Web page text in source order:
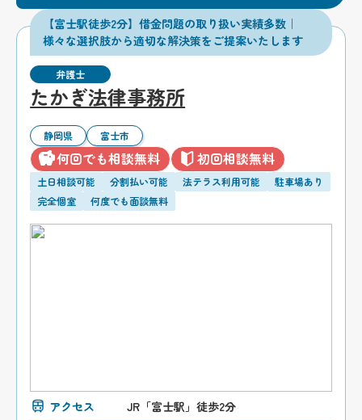
【富士駅徒歩2分】借金問題の取り扱い実績多数｜
様々な選択肢から適切な解決策をご提案いたします
弁護士
たかぎ法律事務所
静岡県 富士市
何回でも相談無料 初回相談無料
土日相談可能 分割払い可能 法テラス利用可能
駐車場あり
完全個室
何度でも面談無料
アクセス JR「富士駅」徒歩2分